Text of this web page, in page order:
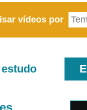
vídeos por